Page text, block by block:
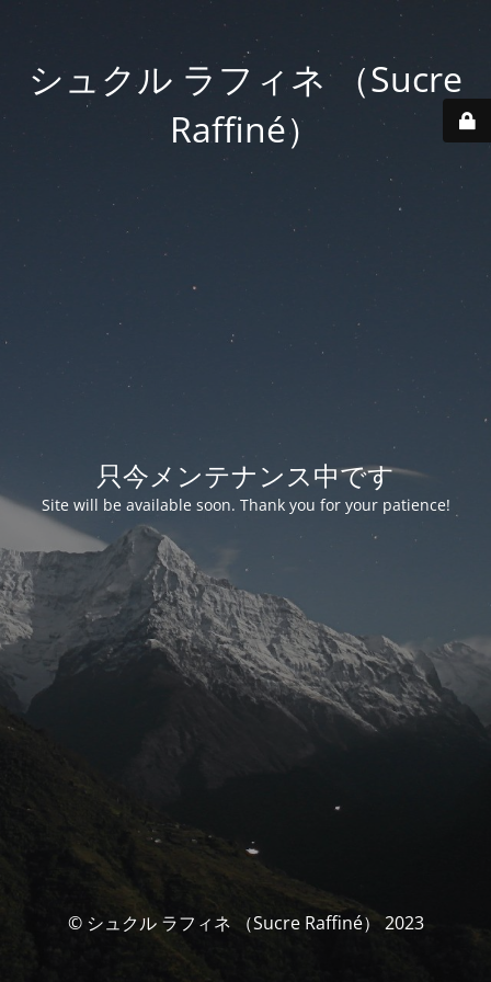
シュクル ラフィネ （Sucre
Raffiné）
只今メンテナンス中です
Site will be available soon. Thank you for your patience!
© シュクル ラフィネ （Sucre Raffiné） 2023